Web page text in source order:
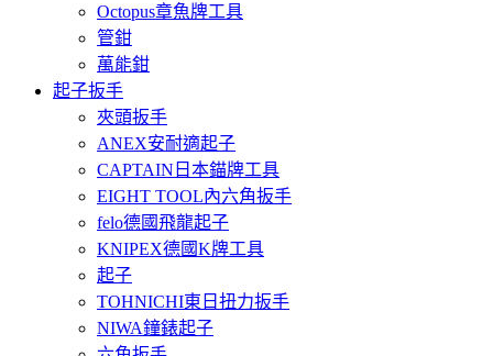
Octopus章魚牌工具
管鉗
萬能鉗
起子扳手
夾頭扳手
ANEX安耐適起子
CAPTAIN日本錨牌工具
EIGHT TOOL內六角扳手
felo德國飛龍起子
KNIPEX德國K牌工具
起子
TOHNICHI東日扭力扳手
NIWA鐘錶起子